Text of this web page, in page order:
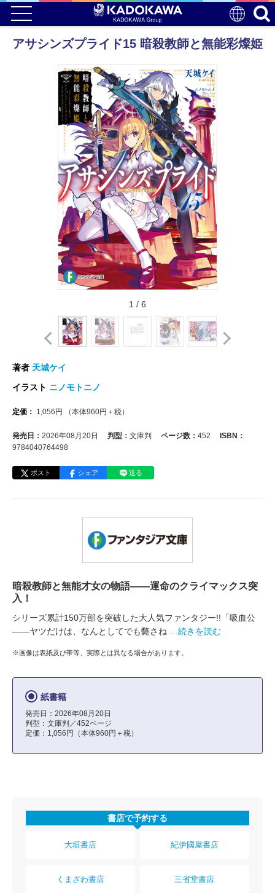
アサシンズプライド15 暗殺教師と無能彩燦姫
1 / 6
著者 天城ケイ
イラスト ニノモトニノ
定価： 1,056 円 （本体960円＋税）
発売日： 2026年08月20日 判型： 文庫判 ページ数： 452
ISBN：
9784040764498
ポスト シェア 送る
暗殺教師と無能才女の物語――運命のクライマックス突
入！
シリーズ累計150万部を突破した大人気ファンタジー!!「吸血公
――ヤツだけは、なんとしてでも斃さね
…続きを読む
※画像は表紙及び帯等、実際とは異なる場合があります。
紙書籍
発売日：2026年08月20日
判型：文庫判／452ページ
定価：1,056円（本体960円＋税）
書店で予約する
大垣書店 紀伊國屋書店
くまざわ書店 三省堂書店